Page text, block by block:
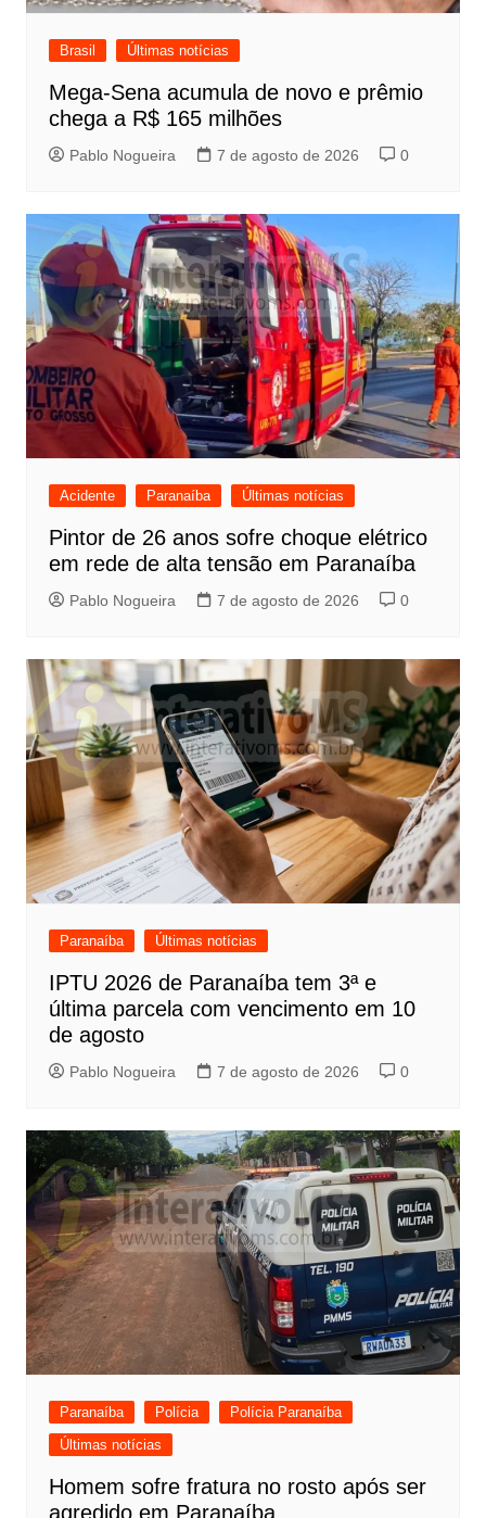
Brasil Últimas notícias
Mega-Sena acumula de novo e prêmio
chega a R$ 165 milhões
Pablo Nogueira 7 de agosto de 2026 0
Acidente Paranaíba Últimas notícias
Pintor de 26 anos sofre choque elétrico
em rede de alta tensão em Paranaíba
Pablo Nogueira 7 de agosto de 2026 0
Paranaíba Últimas notícias
IPTU 2026 de Paranaíba tem 3ª e
última parcela com vencimento em 10
de agosto
Pablo Nogueira 7 de agosto de 2026 0
Paranaíba Polícia
Polícia Paranaíba
Últimas notícias
Homem sofre fratura no rosto após ser
agredido em Paranaíba